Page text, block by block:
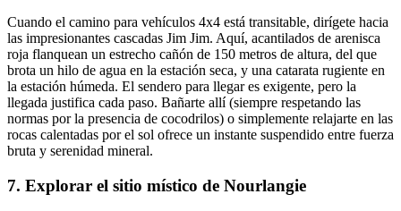
Cuando el camino para vehículos 4x4 está transitable, dirígete hacia
las impresionantes cascadas Jim Jim. Aquí, acantilados de arenisca
roja flanquean un estrecho cañón de 150 metros de altura, del que
brota un hilo de agua en la estación seca, y una catarata rugiente en
la estación húmeda. El sendero para llegar es exigente, pero la
llegada justifica cada paso. Bañarte allí (siempre respetando las
normas por la presencia de cocodrilos) o simplemente relajarte en las
rocas calentadas por el sol ofrece un instante suspendido entre fuerza
bruta y serenidad mineral.
7. Explorar el sitio místico de Nourlangie